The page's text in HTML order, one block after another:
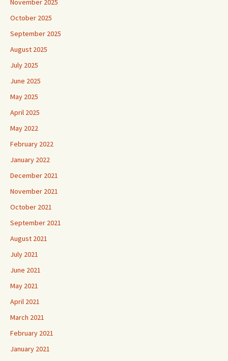
November 2025
October 2025
September 2025
August 2025
July 2025
June 2025
May 2025
April 2025
May 2022
February 2022
January 2022
December 2021
November 2021
October 2021
September 2021
August 2021
July 2021
June 2021
May 2021
April 2021
March 2021
February 2021
January 2021